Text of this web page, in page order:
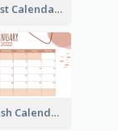
Dark Forest Calendar
Boho Stylish Calendar